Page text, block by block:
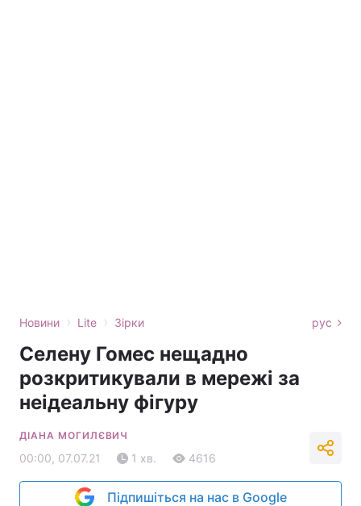
Новини › Lite › Зірки рус
Селену Гомес нещадно
розкритикували в мережі за
неідеальну фігуру
ДІАНА МОГИЛЄВИЧ
00:00, 07.07.21 1 хв. 4616
Підпишіться на нас в Google